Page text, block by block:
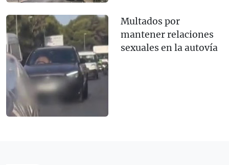
Multados por
mantener relaciones
sexuales en la autovía